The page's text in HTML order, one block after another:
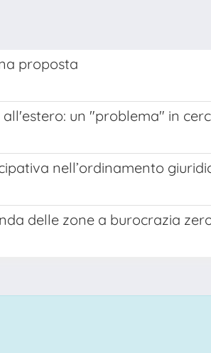
proposta
un "problema" in
nell’ordinamento
delle zone a burocrazia